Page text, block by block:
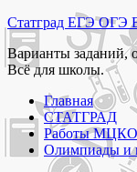
Перейти
к
содержимому
Статград ЕГЭ
Варианты заданий,
Всё для школы.
Главная
СТАТГРАД
Работы МЦКО
Олимпиады и